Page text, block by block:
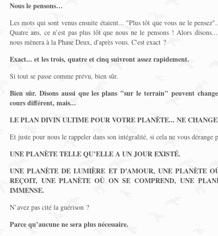
Nous le pensons…
Les mots qui sont venus ensuite étaient... "Plus tôt que vous ne le
Quatre ans, ce n’est pas plus tôt que nous ne le pensons ! Alors
nous mènera à la Phase Deux, d'après vous. C'est exact ?
Exact... et les trois, quatre et cinq suivront assez rapidement.
Si tout se passe comme prévu, bien sûr.
Bien sûr. Disons aussi que les plans "sur le terrain" peuvent
cours différent, mais...
LE PLAN DIVIN ULTIME POUR VOTRE PLANÈTE... NE
Et juste pour nous le rappeler dans son intégralité, si cela ne vous dérange
UNE PLANÈTE TELLE QU’ELLE A UN JOUR EXISTÉ.
UNE PLANÈTE DE LUMIÈRE ET D’AMOUR, UNE PLANÈTE
REÇOIT, UNE PLANÈTE OÙ ON SE COMPREND, UNE
IMMENSE.
N’avez pas cité la guérison ?
Parce qu’aucune ne sera plus nécessaire.